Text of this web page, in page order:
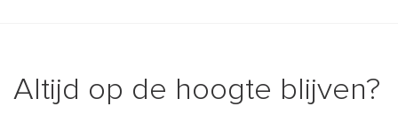
Altijd op de hoogte blijven?